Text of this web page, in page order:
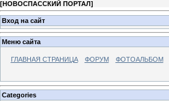
[НОВОСПАССКИЙ ПОРТАЛ]
Вход на сайт
Меню сайта
ГЛАВНАЯ СТРАНИЦА ФОРУМ ФОТОАЛЬБОМ
Categories